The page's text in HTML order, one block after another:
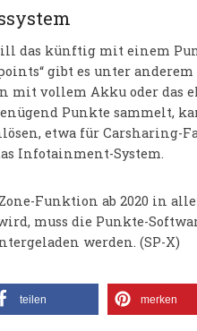
das künftig mit einem
gibt es unter
mit vollem Akku oder das
Punkte sammelt,
etwa für Carsharing-
Infotainment-System.
Funktion ab 2020 in
muss die Punkte-
werden. (SP-X)
teilen merken